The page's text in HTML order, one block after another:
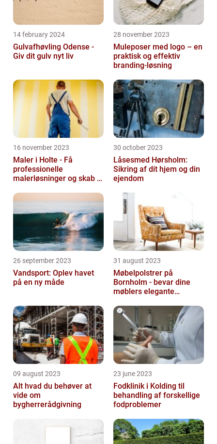
14 february 2024
Gulvafhøvling Odense -
Giv dit gulv nyt liv
28 november 2023
Muleposer med logo – en
praktisk og effektiv
branding-løsning
16 november 2023
Maler i Holte - Få
professionelle
malerløsninger og skab et
30 october 2023
Låsesmed Hørsholm:
Sikring af dit hjem og din
ejendom
26 september 2023
Vandsport: Oplev havet
på en ny måde
31 august 2023
Møbelpolstrer på
Bornholm - bevar dine
møblers elegante
09 august 2023
Alt hvad du behøver at
vide om
bygherrerådgivning
23 june 2023
Fodklinik i Kolding til
behandling af forskellige
fodproblemer